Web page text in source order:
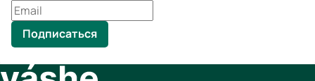
Подписаться